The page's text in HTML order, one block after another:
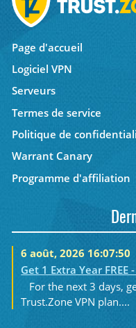
Page d'accueil
Logiciel VPN
Serveurs
Termes de service
Politique de
Warrant Canary
Programme d'affiliation
6 août, 2026 16:07:50
Get 1 Extra Year
For the next 3 days,
Trust.Zone VPN plan....